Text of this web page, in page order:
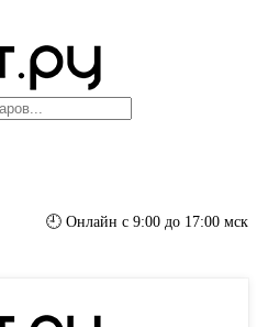
🕘 Онлайн с 9:00 до 17:00 мск